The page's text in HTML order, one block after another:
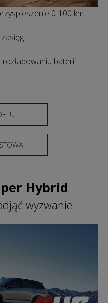
0-100 km:
rozładowaniu baterii
Hybrid
wyzwanie